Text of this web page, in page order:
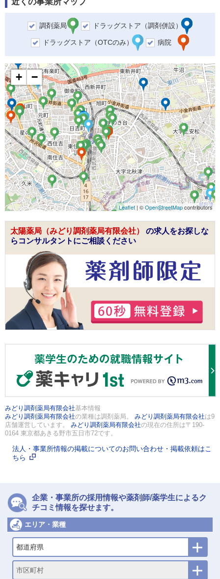
調剤薬局 ドラッグストア（調剤併設）
ドラッグストア（OTCのみ） 病院
+ −
Leaflet | ©OpenStreetMapcontributors
太陽薬局（みどり調剤薬局有限会社） の求人をお探しな
らコンサルタントにご相談ください
みどり調剤薬局有限会社基本情報
みどり調剤薬局有限会社の業種は調剤薬局。 みどり調剤薬局有限会社は9
店舗運営しています。 みどり調剤薬局有限会社の現在の住所は〒190-
0164 東京都あきる野市五日市72です。
法人・事業所情報の掲載についてのお問い合わせ・掲載依頼はこ
ちら
企業・事業所の採用情報や薬剤師/薬学生によるク
チコミ情報を探せます。
エリア・業種
都道府県
市区町村